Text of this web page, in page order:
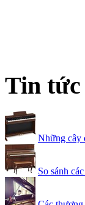
Tin tức
Những cây
So sánh